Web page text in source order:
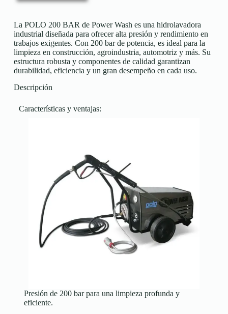
La POLO 200 BAR de Power Wash es una hidrolavadora
industrial diseñada para ofrecer alta presión y rendimiento en
trabajos exigentes. Con 200 bar de potencia, es ideal para la
limpieza en construcción, agroindustria, automotriz y más. Su
estructura robusta y componentes de calidad garantizan
durabilidad, eficiencia y un gran desempeño en cada uso.
Descripción
Características y ventajas​:
Presión de 200 bar para una limpieza profunda y
eficiente.